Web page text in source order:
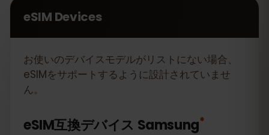
eSIM Devices
お使いのデバイスモデルがリストにない場合、
eSIMをサポートするように設計されていませ
ん。
eSIM互換デバイス Samsung*